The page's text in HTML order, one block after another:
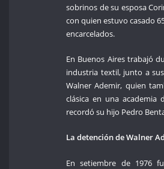
sobrinos de su esposa
con quien estuvo casado
encarcelados.
En Buenos Aires trabajó
industria textil, junto a
Walner Ademir, quien
clásica en una academia
recordó su hijo Pedro
La detención de Walner
En setiembre de 1976